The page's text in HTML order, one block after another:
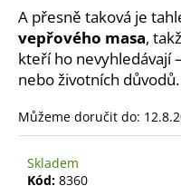
A přesně taková je
vepřového masa,
kteří ho nevyhledávají
nebo životních důvodů.
Můžeme doručit do:
Skladem
Kód: 8360
HLEDAT
D
o
p